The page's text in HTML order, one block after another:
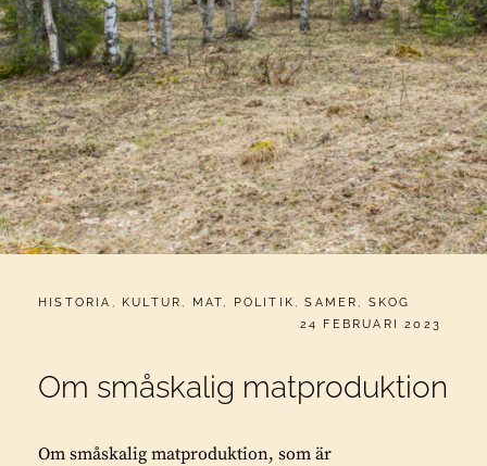
CATEGORIES:
HISTORIA , KULTUR , MAT, POLITIK ,SAMER , SKOG
PUBLICERAT
24 FEBRUARI 2023
Om småskalig matproduktion
Om småskalig matproduktion, som är